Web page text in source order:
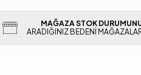
MAĞAZA STOK
ARADIĞINIZ BEDENI